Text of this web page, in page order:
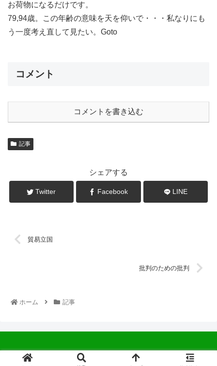
お荷物になるだけです。
79,94歳。この年齢の意味を天を仰いで・・・私なりにも
う一度考え直して見たい。Goto
コメント
コメントを書き込む
記事
シェアする
Twitter Facebook LINE
貿易立国
批判のための批判
ホーム 記事
© 2022 中広会長ブログ.